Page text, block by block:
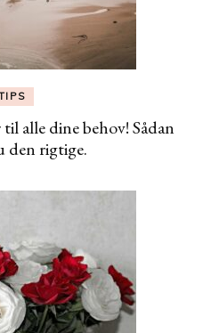
alle dine behov! Sådan
den rigtige.